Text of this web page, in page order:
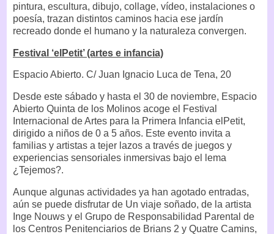
pintura, escultura, dibujo, collage, vídeo, instalaciones o
poesía, trazan distintos caminos hacia ese jardín
recreado donde el humano y la naturaleza convergen.
Festival ‘elPetit’ (artes e infancia)
Espacio Abierto. C/ Juan Ignacio Luca de Tena, 20
Desde este sábado y hasta el 30 de noviembre, Espacio
Abierto Quinta de los Molinos acoge el Festival
Internacional de Artes para la Primera Infancia elPetit,
dirigido a niños de 0 a 5 años. Este evento invita a
familias y artistas a tejer lazos a través de juegos y
experiencias sensoriales inmersivas bajo el lema
¿Tejemos?.
Aunque algunas actividades ya han agotado entradas,
aún se puede disfrutar de Un viaje soñado, de la artista
Inge Nouws y el Grupo de Responsabilidad Parental de
los Centros Penitenciarios de Brians 2 y Quatre Camins,